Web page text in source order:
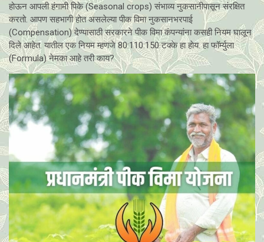
होऊन आपली हंगामी पिके (Seasonal crops) संभाव्य नुकसानीपासून संरक्षित
करतो. आपण सहभागी होत असलेल्या पीक विमा नुकसानभरपाई
(Compensation) देण्यासाठी सरकारने पीक विमा कंपन्यांना कसही नियम घालून
दिले आहेत. यातील एक नियम म्हणजे 80:110:150 टक्के हा हाेय. हा फॉर्म्युला
(Formula) नेमका आहे तरी काय?